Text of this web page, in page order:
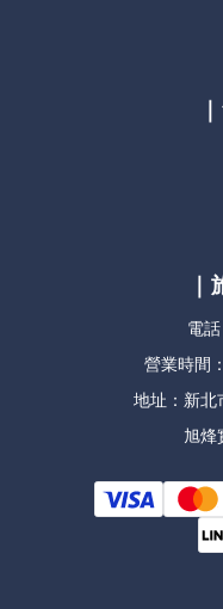
電
營業時間
地址：新北
旭烽